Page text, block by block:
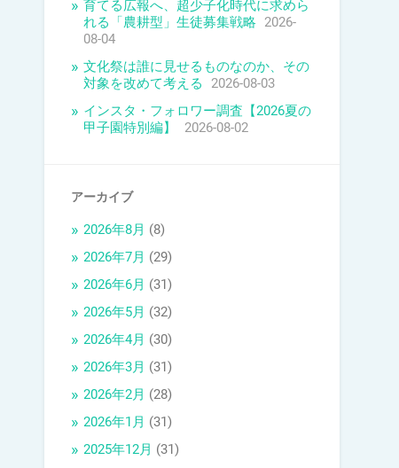
育てる広報へ、超少子化時代に求めら
れる「農耕型」生徒募集戦略 2026-
08-04
文化祭は誰に見せるものなのか、その
対象を改めて考える
2026-08-03
インスタ・フォロワー調査【2026夏の
甲子園特別編】
2026-08-02
アーカイブ
2026年8月 (8)
2026年7月 (29)
2026年6月 (31)
2026年5月 (32)
2026年4月 (30)
2026年3月 (31)
2026年2月 (28)
2026年1月 (31)
2025年12月 (31)